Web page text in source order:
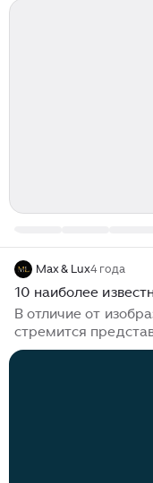
Max & Lux4 года
10 наиболее
В отличие от
стремится
реальности,